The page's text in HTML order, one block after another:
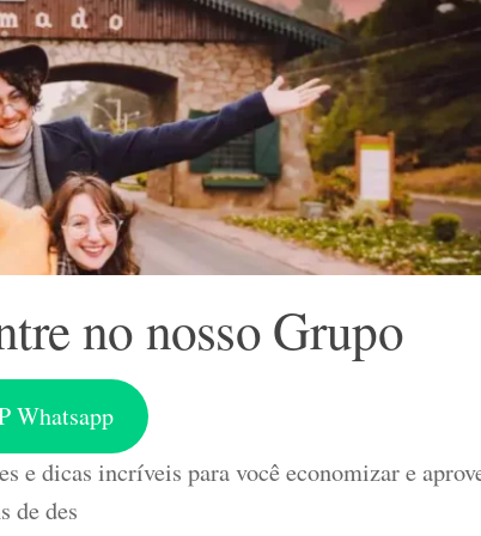
no nosso Grupo
Whatsapp
e dicas incríveis para você economizar e
de des